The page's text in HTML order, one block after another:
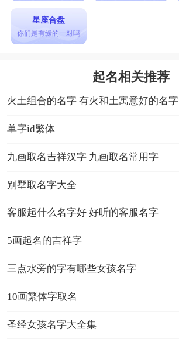
星座合盘
你们是有缘的一对吗
起名相关推荐
火土组合的名字 有火和土寓意好的名字
单字id繁体
九画取名吉祥汉字 九画取名常用字
别墅取名字大全
客服起什么名字好 好听的客服名字
5画起名的吉祥字
三点水旁的字有哪些女孩名字
10画繁体字取名
圣经女孩名字大全集